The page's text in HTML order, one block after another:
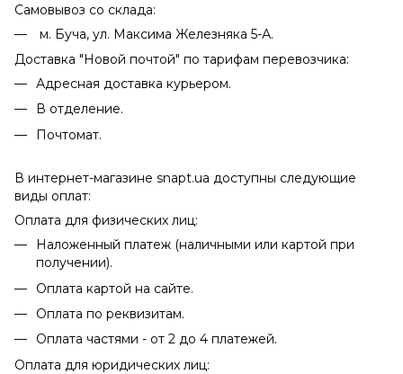
Самовывоз со склада:
м. Буча, ул. Максима Железняка 5-А.
Доставка "Новой почтой" по тарифам перевозчика:
Адресная доставка курьером.
В отделение.
Почтомат.
В интернет-магазине snapt.ua доступны следующие
виды оплат:
Оплата для физических лиц:
Наложенный платеж (наличными или картой при
получении).
Оплата картой на сайте.
Оплата по реквизитам.
Оплата частями - от 2 до 4 платежей.
Оплата для юридических лиц: